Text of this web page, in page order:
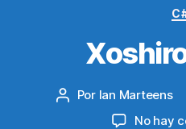
Autor
Por Ian Marteens
No hay